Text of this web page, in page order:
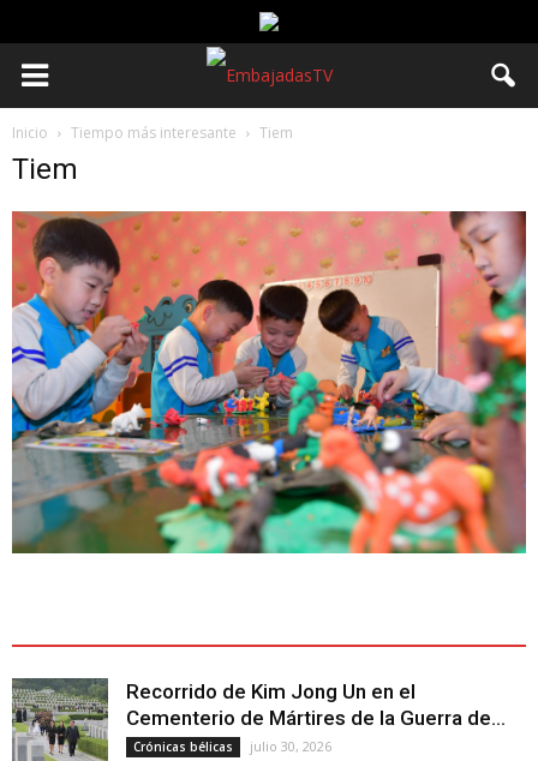
Inicio Tiempo más interesante Tiem
Tiem
Recorrido de Kim Jong Un en el
Cementerio de Mártires de la Guerra de...
Crónicas bélicas julio 30, 2026